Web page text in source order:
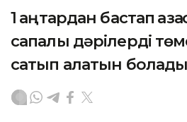
1 қаңтардан бастап
сапалы дәрілерді
сатып алатын болады